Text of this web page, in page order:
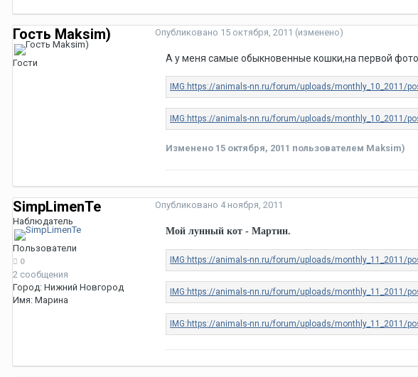
Гость Maksim)
Гости
Опубликовано 15 октября, 2011 (изменено)
А у меня самые обыкновенные кошки,на первой
Изменено 15 октября, 2011 пользователем Maksim)
SimpLimenTe
Наблюдатель
Пользователи
0
2 сообщения
Город: Нижний Новгород
Имя: Марина
Опубликовано 4 ноября, 2011
Мой лунный кот - Мартин.